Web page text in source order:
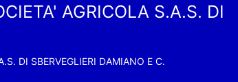
AGRICOLA S.A.S. DI
DI SBERVEGLIERI DAMIANO E C.